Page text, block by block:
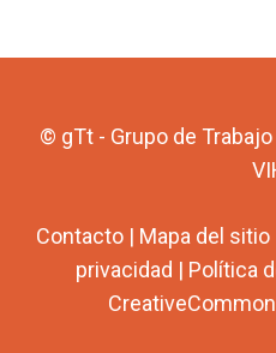
© gTt - Grupo de
Contacto | Mapa del sitio
privacidad | Política